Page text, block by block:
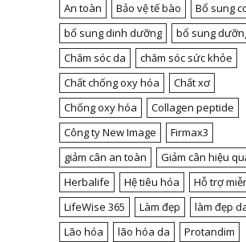
An toàn Bảo vệ tế bào
Bổ sung
bổ sung dinh dưỡng
bổ sung
Chăm sóc da
chăm sóc sức khỏe
Chất chống oxy hóa
Chất xơ
Chống oxy hóa
Collagen peptide
Công ty New Image
Firmax3
giảm cân an toàn
Giảm cân hiệu
Herbalife
Hệ tiêu hóa
Hỗ trợ
LifeWise 365
Làm đẹp
làm đẹp
Lão hóa
lão hóa da
Protandim